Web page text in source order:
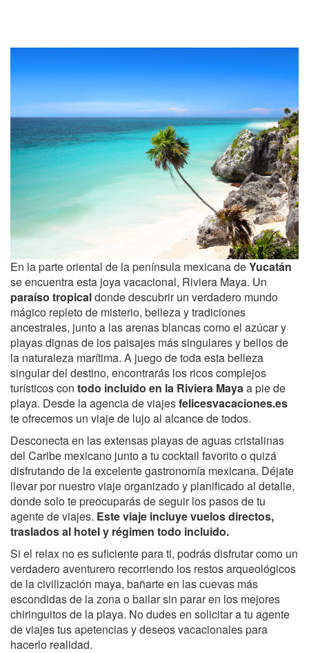
En la parte oriental de la península mexicana deYucatán
se encuentra esta joya vacacional, Riviera Maya. Un
paraíso tropicaldonde descubrir un verdadero mundo
mágico repleto de misterio, belleza y tradiciones
ancestrales, junto a las arenas blancas como el azúcar y
playas dignas de los paisajes más singulares y bellos de
la naturaleza marítima. A juego de toda esta belleza
singular del destino, encontrarás los ricos complejos
turísticos con todo incluido en la Riviera Mayaa pie de
playa. Desde la agencia de viajesfelicesvacaciones.es
te ofrecemos un viaje de lujo al alcance de todos.
Desconecta en las extensas playas de aguas cristalinas
del Caribe mexicano junto a tu cocktail favorito o quizá
disfrutando de la excelente gastronomía mexicana. Déjate
llevar por nuestro viaje organizado y planificado al detalle,
donde solo te preocuparás de seguir los pasos de tu
agente de viajes. Este viaje incluye vuelos directos,
traslados al hotel y régimen todo incluido.
Si el relax no es suficiente para ti, podrás disfrutar como un
verdadero aventurero recorriendo los restos arqueológicos
de la civilización maya, bañarte en las cuevas más
escondidas de la zona o bailar sin parar en los mejores
chiringuitos de la playa. No dudes en solicitar a tu agente
de viajes tus apetencias y deseos vacacionales para
hacerlo realidad.